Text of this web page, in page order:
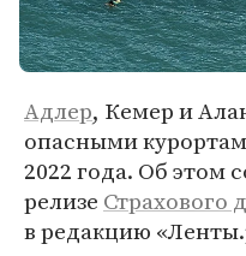
Адлер, Кемер и
опасными
2022 года. Об этом
релизе Страхового
в редакцию